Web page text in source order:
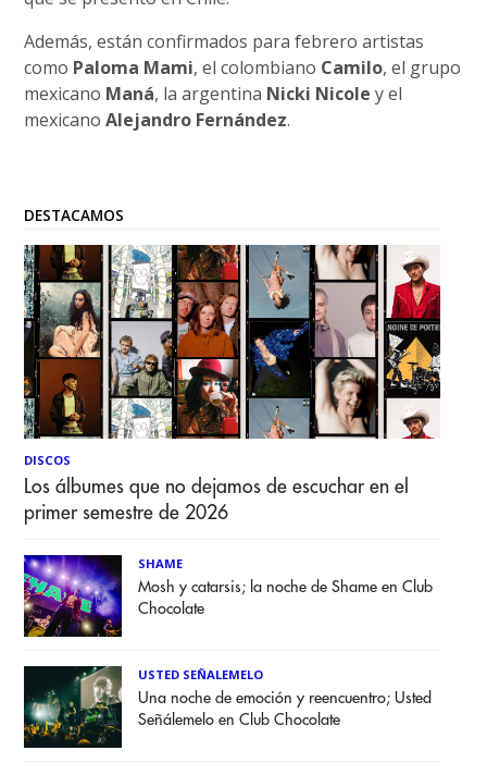
Además, están confirmados para febrero artistas
como Paloma Mami, el colombiano Camilo, el grupo
mexicano Maná, la argentina Nicki Nicole y el
mexicanoAlejandro Fernández.
DESTACAMOS
DISCOS
Los álbumes que no dejamos de escuchar en el
primer semestre de 2026
SHAME
Mosh y catarsis; la noche de Shame en Club
Chocolate
USTED SEÑALEMELO
Una noche de emoción y reencuentro; Usted
Señálemelo en Club Chocolate